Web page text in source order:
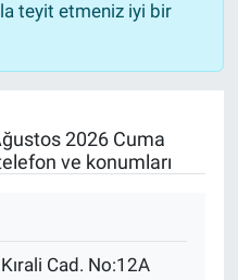
teyit etmeniz iyi bir
2026 Cuma
ve konumları
Cad. No:12A